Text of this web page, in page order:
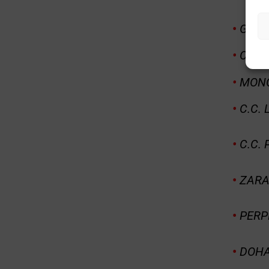
•
•
•
• C.C.
• C.C.
•
•
•